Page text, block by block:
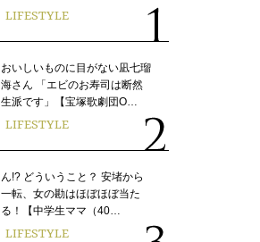
LIFESTYLE
おいしいものに目がない凪七瑠
海さん 「エビのお寿司は断然
生派です」【宝塚歌劇団O…
LIFESTYLE
ん!? どういうこと？ 安堵から
一転、女の勘はほぼほぼ当た
る！【中学生ママ（40…
LIFESTYLE